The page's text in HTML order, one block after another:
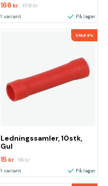
166 kr 178kr
1 variant På lager
SPAR 6%
Ledningssamler, 10stk,
Gul
15 kr 16kr
1 variant På lager